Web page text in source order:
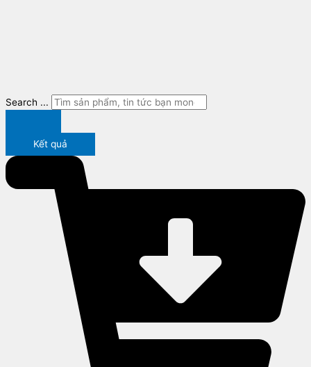
Search ...
Kết quả